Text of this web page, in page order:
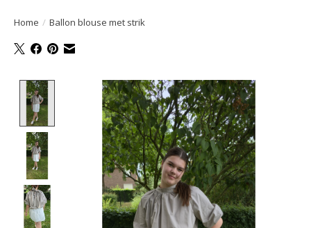
Home / Ballon blouse met strik
Product image slideshow Items